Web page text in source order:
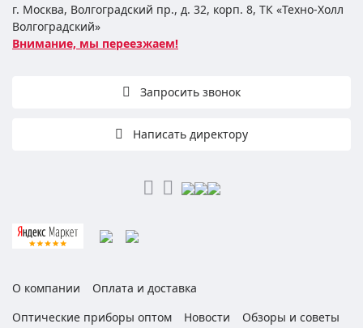
г. Москва, Волгоградский пр., д. 32, корп. 8, ТК «Техно-Холл
Волгоградский»
Внимание, мы переезжаем!
Запросить звонок
Написать директору
О компании
Оплата и доставка
Оптические приборы оптом
Новости Обзоры и советы